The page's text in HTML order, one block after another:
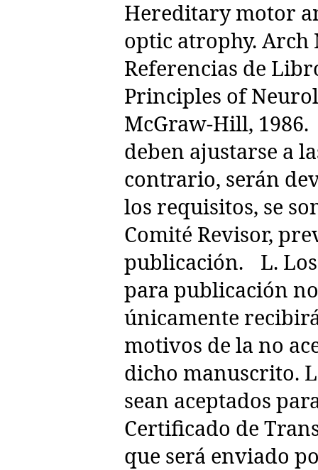
Hereditary motor
optic atrophy.
Referencias de
Principles of
McGraw-Hill,
deben ajustarse a
contrario, serán
los requisitos, se
Comité Revisor,
publicación. L. Los
para publicación
únicamente
motivos de la no
dicho manuscrito.
sean aceptados
Certificado de
que será enviado